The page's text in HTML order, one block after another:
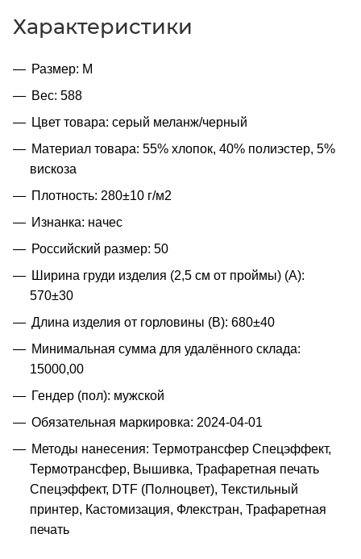
Характеристики
Размер: M
Вес: 588
Цвет товара: серый меланж/черный
Материал товара: 55% хлопок, 40% полиэстер, 5%
вискоза
Плотность: 280±10 г/м2
Изнанка: начес
Российский размер: 50
Ширина груди изделия (2,5 см от проймы) (A):
570±30
Длина изделия от горловины (B): 680±40
Минимальная сумма для удалённого склада:
15000,00
Гендер (пол): мужской
Обязательная маркировка: 2024-04-01
Методы нанесения: Термотрансфер Спецэффект,
Термотрансфер, Вышивка, Трафаретная печать
Спецэффект, DTF (Полноцвет), Текстильный
принтер, Кастомизация, Флекстран, Трафаретная
печать